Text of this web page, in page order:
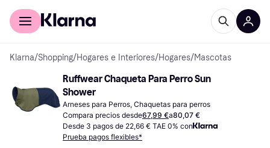
Comprar con Klarna
Klarna/Shopping/Hogares e Interiores/Hogares/Mascotas
Ruffwear Chaqueta Para Perro Sun
Shower
Arneses para Perros, Chaquetas para perros
Compara precios desde67,99 €a80,07 €
Desde 3 pagos de 22,66 € TAE 0% con
Prueba pagos flexibles*